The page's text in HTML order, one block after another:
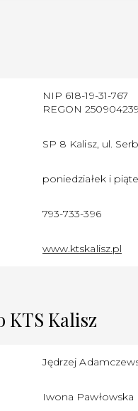
NIP 618-19-31-767
REGON 250904239
SP 8 Kalisz, ul.
poniedziałek i
793-733-396
www.ktskalisz.pl
KTS Kalisz
Jędrzej
Iwona Pawłowska